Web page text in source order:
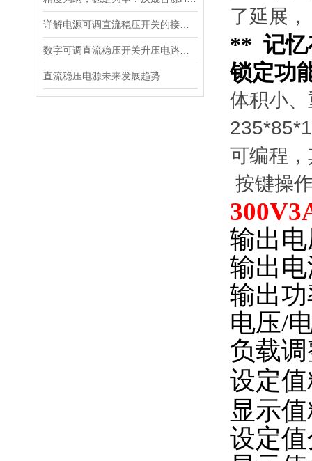
直流稳压电源未来发展趋势
了延展，
** 记忆
锁定功
体积小
可编程
按键操
输出
输出
输出
电压/
负载
设定
显示
设定